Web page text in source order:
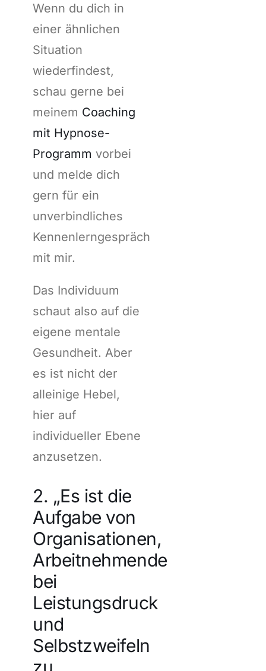
Wenn du dich in
einer ähnlichen
Situation
wiederfindest,
schau gerne bei
meinem Coaching
mit Hypnose-
Programm vorbei
und melde dich
gern für ein
unverbindliches
Kennenlerngespräch
mit mir.
Das Individuum
schaut also auf die
eigene mentale
Gesundheit. Aber
es ist nicht der
alleinige Hebel,
hier auf
individueller Ebene
anzusetzen.
2. „Es ist die
Aufgabe von
Organisationen,
Arbeitnehmende
bei
Leistungsdruck
und
Selbstzweifeln
zu